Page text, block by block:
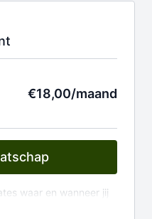
€18,00/maand
waar en wanneer jij